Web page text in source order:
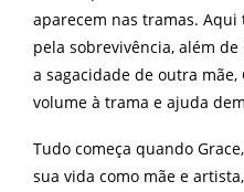
aparecem nas tramas.
pela sobrevivência, além
a sagacidade de outra
volume à trama e ajuda
Tudo começa quando
sua vida como mãe e